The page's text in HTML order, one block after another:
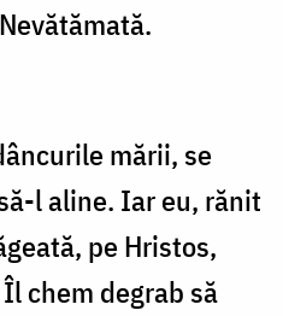
mării, se
l aline. Iar eu, rănit
pe Hristos,
chem degrab să